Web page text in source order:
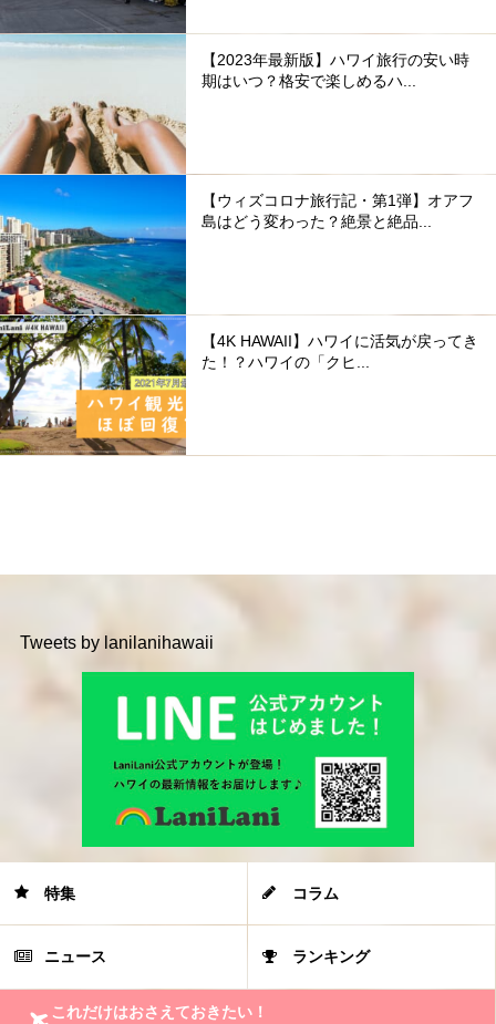
【2023年最新版】ハワイ旅行の安い時
期はいつ？格安で楽しめるハ...
【ウィズコロナ旅行記・第1弾】オアフ
島はどう変わった？絶景と絶品...
【4K HAWAII】ハワイに活気が戻ってき
た！？ハワイの「クヒ...
Tweets by lanilanihawaii
特集 コラム
ニュース ランキング
これだけはおさえておきたい！